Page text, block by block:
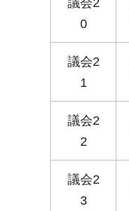
議会2
0
議会2
1
議会2
2
議会2
3